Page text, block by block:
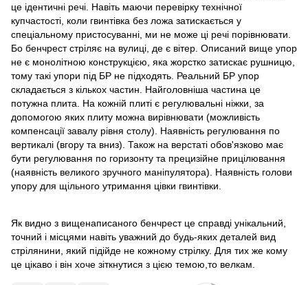
це ідентичні речі. Навіть маючи перевірку технічної
купчастості, коли гвинтівка без ложа затискається у
спеціальному пристосуванні, ми не може ці речі порівнювати.
Бо бенчрест стріляє на вулиці, де є вітер. Описаний вище упор
не є монолітною конструкцією, яка жорстко затискає рушницю,
тому такі упори під БР не підходять. Реальний БР упор
складається з кількох частин. Найголовніша частина це
потужна плита. На кожній плиті є регулювальні ніжки, за
допомогою яких плиту можна вирівнювати (можливість
компенсації завалу рівня столу). Наявність регулювання по
вертикалі (вгору та вниз). Також на верстаті обов'язково має
бути регулювання по горизонту та прецизійне прицілювання
(наявність великого зручного маніпулятора). Наявність голови
упору для щільного утримання цівки гвинтівки.
Як видно з вищенаписаного бенчрест це справді унікальний,
точний і місцями навіть уважний до будь-яких деталей вид
стрілянини, який підійде не кожному стрілку. Для тих же кому
це цікаво і він хоче зіткнутися з цією темою,то велкам.